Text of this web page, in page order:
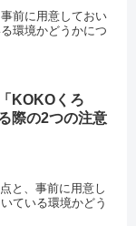
前に用意しておい
環境かどうかにつ
KOKOくろ
際の2つの注意
と、事前に用意し
ている環境かどう